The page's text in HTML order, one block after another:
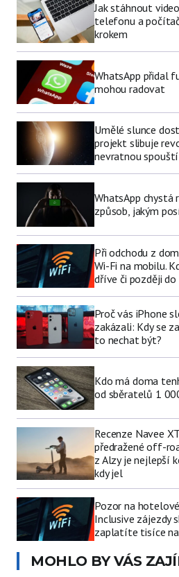
Jak stáhnout
telefonu a
krokem
WhatsApp přidal
mohou radovat
Umělé slunce
projekt slibuje
nevratnou spouští
WhatsApp chystá
způsob, jakým
Při odchodu z
Wi-Fi na mobilu.
dříve či později do
Proč vás iPhone
zakázali: Kdy se
to nechat být?
Kdo má doma
od sběratelů 1
Recenze Navee
předražené off-
z Alzy je nejlepší
kdy jel
Pozor na
Inclusive zájezdy
zaplatíte tisíce
MOHLO BY VÁS